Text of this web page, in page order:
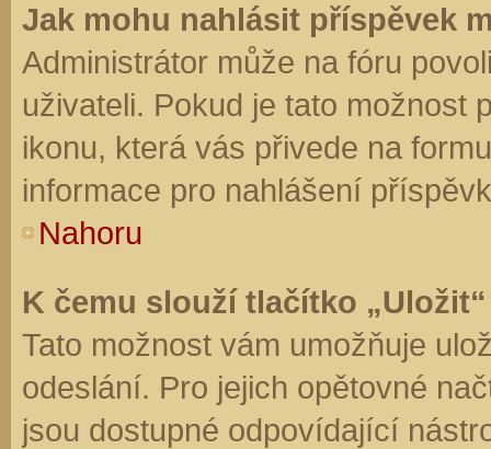
Jak mohu nahlásit příspěvek
Administrátor může na fóru
uživateli. Pokud je tato možnost
ikonu, která vás přivede na
informace pro nahlášení
Nahoru
K čemu slouží tlačítko
Tato možnost vám umožňuje
odeslání. Pro jejich opětovné
jsou dostupné odpovídající